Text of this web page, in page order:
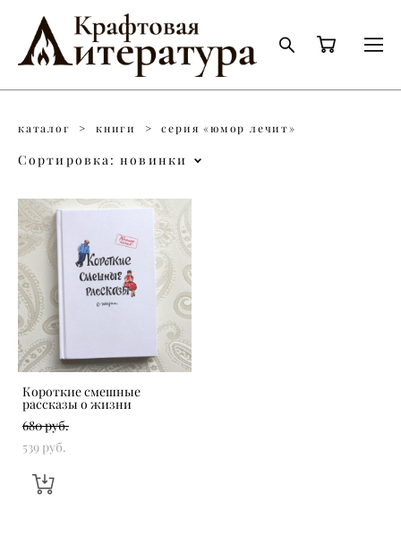
каталог > книги > серия «юмор лечит»
Сортировка: новинки
Короткие смешные
рассказы о жизни
680 pуб.
539 pуб.